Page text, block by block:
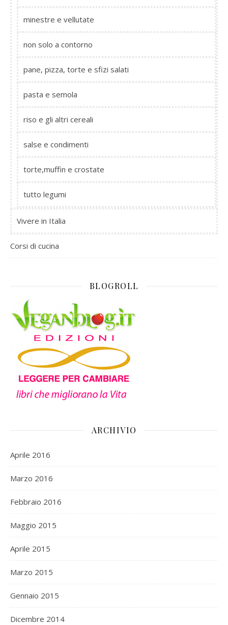
minestre e vellutate
non solo a contorno
pane, pizza, torte e sfizi salati
pasta e semola
riso e gli altri cereali
salse e condimenti
torte,muffin e crostate
tutto legumi
Vivere in Italia
Corsi di cucina
BLOGROLL
ARCHIVIO
Aprile 2016
Marzo 2016
Febbraio 2016
Maggio 2015
Aprile 2015
Marzo 2015
Gennaio 2015
Dicembre 2014